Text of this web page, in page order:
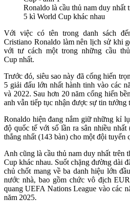
Ronaldo là cầu thủ nam duy nhất
5 kì World Cup khác nhau
Với việc có tên trong danh sách
Cristiano Ronaldo làm nên lịch sử khi
với tư cách một trong những cầu
Cup nhất.
Trước đó, siêu sao này đã cống hiến
5 giải đấu lớn nhất hành tinh vào các
và 2022. Sau hơn 20 năm cống hiến
anh vẫn tiếp tục nhận được sự tin tưởng
Ronaldo hiện đang nắm giữ những kỉ
độ quốc tế với số lần ra sân nhiều
thắng nhất (143 bàn) cho một đội tuyển
Anh cũng là cầu thủ nam duy nhất trên
Cup khác nhau. Suốt chặng đường dài
chủ chốt mang về ba danh hiệu lớn
nước nhà, bao gồm chức vô địch
quang UEFA Nations League vào các
năm 2025.